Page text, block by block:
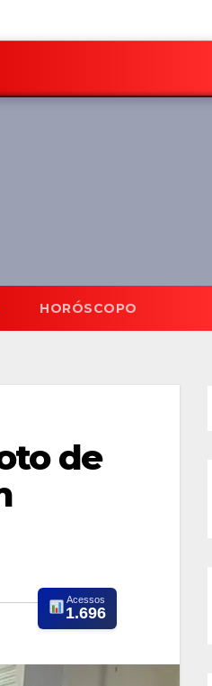
HORÓSCOPO
de
Acessos
1.696